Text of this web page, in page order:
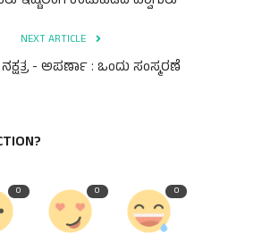
NEXT ARTICLE
- ಅಪರ್ಣಾ : ಒಂದು ಸಂಸ್ಮರಣೆ
0 0 0